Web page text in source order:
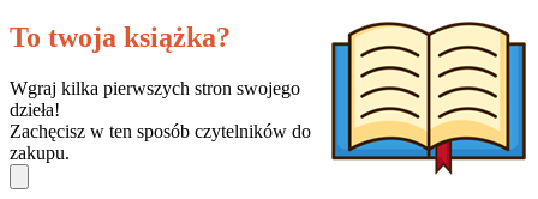
To twoja książka?
Wgraj kilka pierwszych stron swojego
dzieła!
Zachęcisz w ten sposób czytelników do
zakupu.